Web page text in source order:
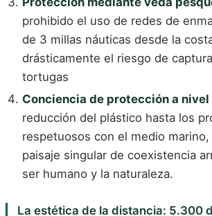
prohibido el uso de redes de
de 3 millas náuticas desde la
drásticamente el riesgo de
tortugas
Conciencia de protección a nivel
reducción del plástico hasta los
respetuosos con el medio
paisaje singular de coexistencia
ser humano y la naturaleza.
La estética de la distancia: 5.300